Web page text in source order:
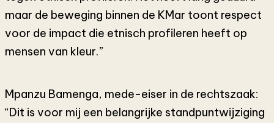
maar de beweging binnen de KMar toont respect
voor de impact die etnisch profileren heeft op
mensen van kleur.”
Mpanzu Bamenga, mede-eiser in de rechtszaak:
“Dit is voor mij een belangrijke standpuntwijziging